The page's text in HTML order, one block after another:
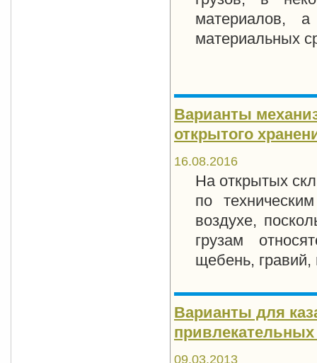
материалов,
материальных
Варианты
открытого
16.08.2016
На открытых
по
воздухе,
грузам
щебень, гравий,
Варианты для
привлекательных
09.03.2013